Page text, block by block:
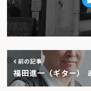
前の記事
福田進一（ギター）